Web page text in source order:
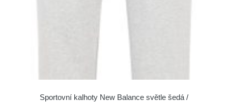
Sportovní kalhoty New Balance světle šedá /